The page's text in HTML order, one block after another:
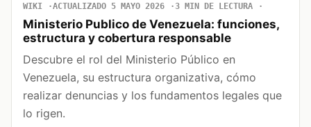
WIKI ACTUALIZADO 5 MAYO 2026 3 MIN DE LECTURA
Ministerio Publico de Venezuela: funciones,
estructura y cobertura responsable
Descubre el rol del Ministerio Público en
Venezuela, su estructura organizativa, cómo
realizar denuncias y los fundamentos legales que
lo rigen.